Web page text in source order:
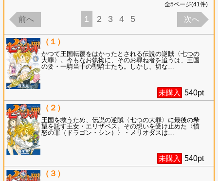
全5ページ(41 件)
前へ 1 2 3 4 5 次へ
（１）
かつて王国転覆をはかったとされる伝説の逆賊〈七つの
大罪〉。今もなお執拗に、そのお尋ね者を追うは、王国
の要・一騎当千の聖騎士たち。しかし、切な …
未購入 540pt
（２）
王国を救うため、伝説の逆賊〈七つの大罪〉に最後の希
望を託す王女・エリザベス。その想いを受け止めた〈憤
怒の罪（ドラゴン・シン）〉・メリオダスは
未購入 540pt
（３）